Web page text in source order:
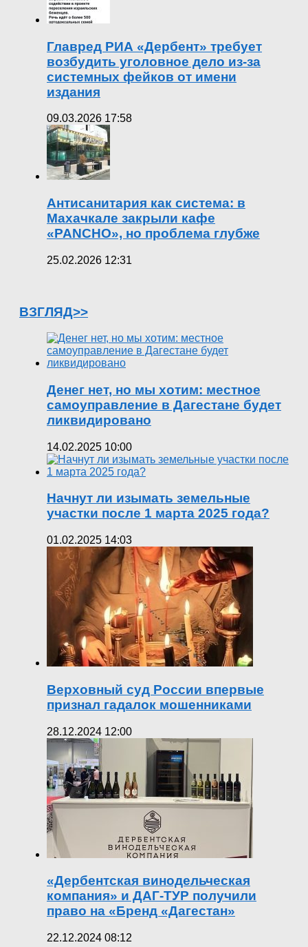
Главред РИА «Дербент» требует
возбудить уголовное дело из-за
системных фейков от имени
издания
09.03.2026 17:58
Антисанитария как система: в
Махачкале закрыли кафе
«PANCHO», но проблема глубже
25.02.2026 12:31
ВЗГЛЯД>>
Денег нет, но мы хотим: местное
самоуправление в Дагестане будет
ликвидировано
14.02.2025 10:00
Начнут ли изымать земельные
участки после 1 марта 2025 года?
01.02.2025 14:03
Верховный суд России впервые
признал гадалок мошенниками
28.12.2024 12:00
«Дербентская винодельческая
компания» и ДАГ-ТУР получили
право на «Бренд «Дагестан»
22.12.2024 08:12